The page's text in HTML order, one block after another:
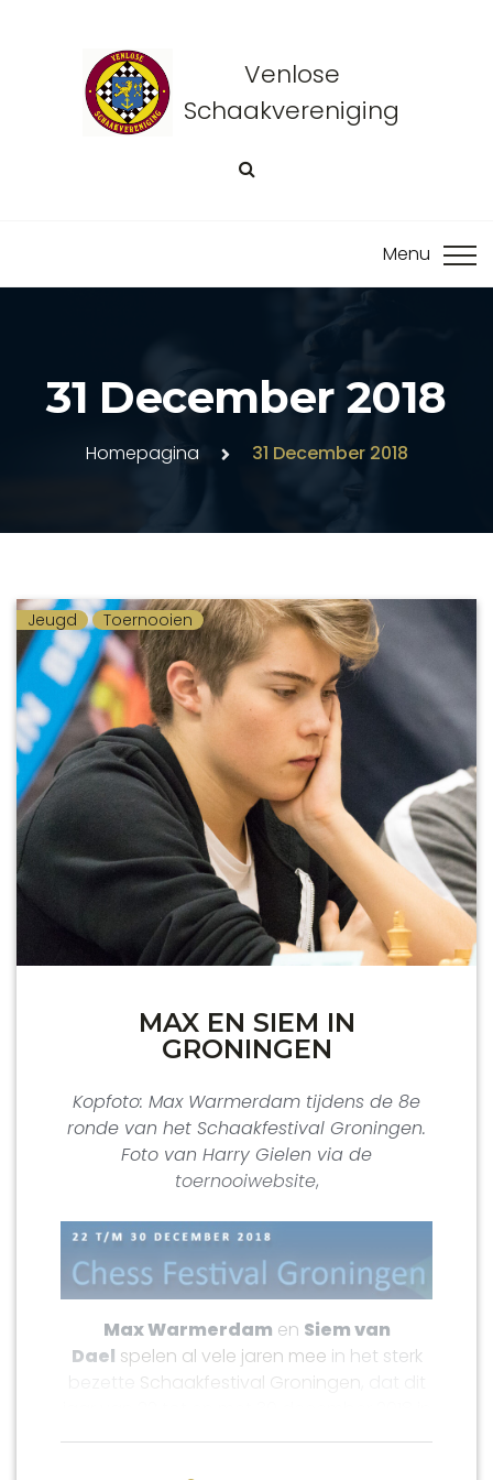
Venlose
Schaakvereniging
31 December 2018
Homepagina 31 December 2018
Jeugd Toernooien
MAX EN SIEM IN
GRONINGEN
Kopfoto: Max Warmerdam tijdens de 8e
ronde van het Schaakfestival Groningen.
Foto van Harry Gielen via de
toernooiwebsite,
Max Warmerdam en Siem van
Dael spelen al vele jaren mee in het sterk
Schaakfestival Groningen
stad Groningen werd gehouden.